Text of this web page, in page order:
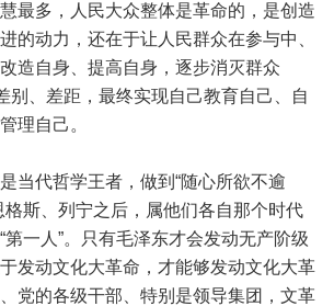
最多，人民大众整体是革命的，是创造
的动力，还在于让人民群众在参与中、
造自身、提高自身，逐步消灭群众
别、差距，最终实现自己教育自己、自
理自己。
代哲学王者，做到“随心所欲不逾
格斯、列宁之后，属他们各自那个时代
第一人”。只有毛泽东才会发动无产阶级
发动文化大革命，才能够发动文化大革
党的各级干部、特别是领导集团，文革